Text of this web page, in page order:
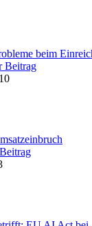
beim
Beitrag